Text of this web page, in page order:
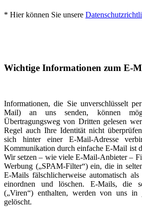
* Hier können Sie unsere
Wichtige Informationen zum E-
Informationen, die Sie unverschlüsselt
Mail) an uns senden, können
Übertragungsweg von Dritten gelesen
Regel auch Ihre Identität nicht
sich hinter einer E-Mail-Adresse
Kommunikation durch einfache E-Mail ist
Wir setzen – wie viele E-Mail-Anbieter –
Werbung („SPAM-Filter“) ein, die in
E-Mails fälschlicherweise automatisch
einordnen und löschen. E-Mails, die
(„Viren“) enthalten, werden von uns in
gelöscht.